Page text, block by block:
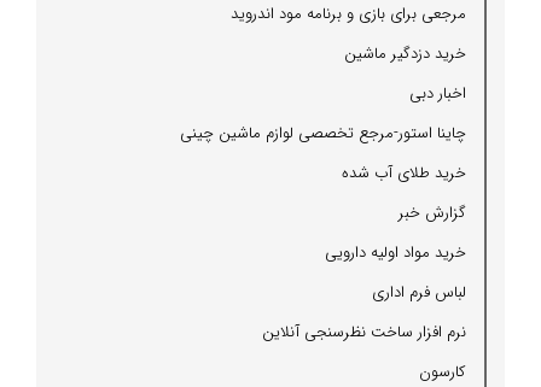
مرجعی برای بازی و برنامه مود اندروید
خرید دزدگیر ماشین
اخبار دبی
چاینا استور-مرجع تخصصی لوازم ماشین چینی
خرید طلای آب شده
گزارش خبر
خرید مواد اولیه دارویی
لباس فرم اداری
نرم افزار ساخت نظرسنجی آنلاین
كارسون